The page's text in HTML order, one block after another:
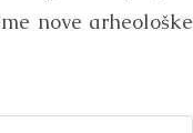
nove arheološke